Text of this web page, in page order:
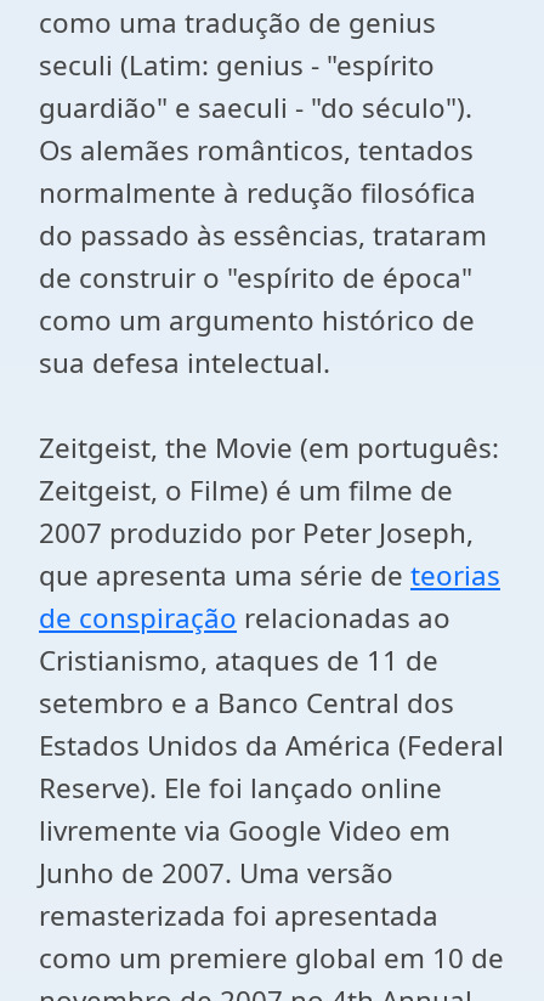
como uma tradução de genius
seculi (Latim: genius - "espírito
guardião" e saeculi - "do século").
Os alemães românticos, tentados
normalmente à redução filosófica
do passado às essências, trataram
de construir o "espírito de época"
como um argumento histórico de
sua defesa intelectual.
Zeitgeist, the Movie (em português:
Zeitgeist, o Filme) é um filme de
2007 produzido por Peter Joseph,
que apresenta uma série de teorias
de conspiração relacionadas ao
Cristianismo, ataques de 11 de
setembro e a Banco Central dos
Estados Unidos da América (Federal
Reserve). Ele foi lançado online
livremente via Google Video em
Junho de 2007. Uma versão
remasterizada foi apresentada
como um premiere global em 10 de